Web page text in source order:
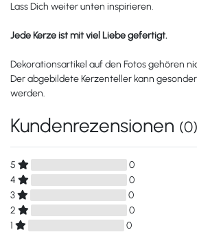
Lass Dich weiter unten inspirieren.
Jede Kerze ist mit viel Liebe gefertigt.
Dekorationsartikel auf den Fotos gehören
Der abgebildete Kerzenteller kann
werden.
Kundenrezensionen (0)
5
0
4
0
3
0
2
0
1
0